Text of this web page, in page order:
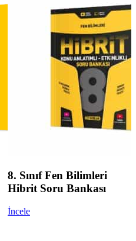
8. Sınıf Fen Bilimleri
Hibrit Soru Bankası
İncele